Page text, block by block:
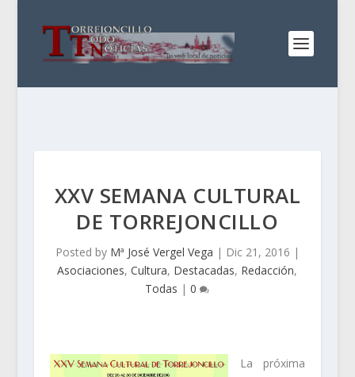
XXV SEMANA CULTURAL
DE TORREJONCILLO
Posted by Mª José Vergel Vega | Dic 21, 2016 |
Asociaciones,Cultura, Destacadas, Redacción,
Todas |0
La próxima